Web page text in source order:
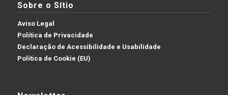
Sobre o Sítio
Aviso Legal
Política de Privacidade
Declaração de Acessibilidade e Usabilidade
Política de Cookie (EU)